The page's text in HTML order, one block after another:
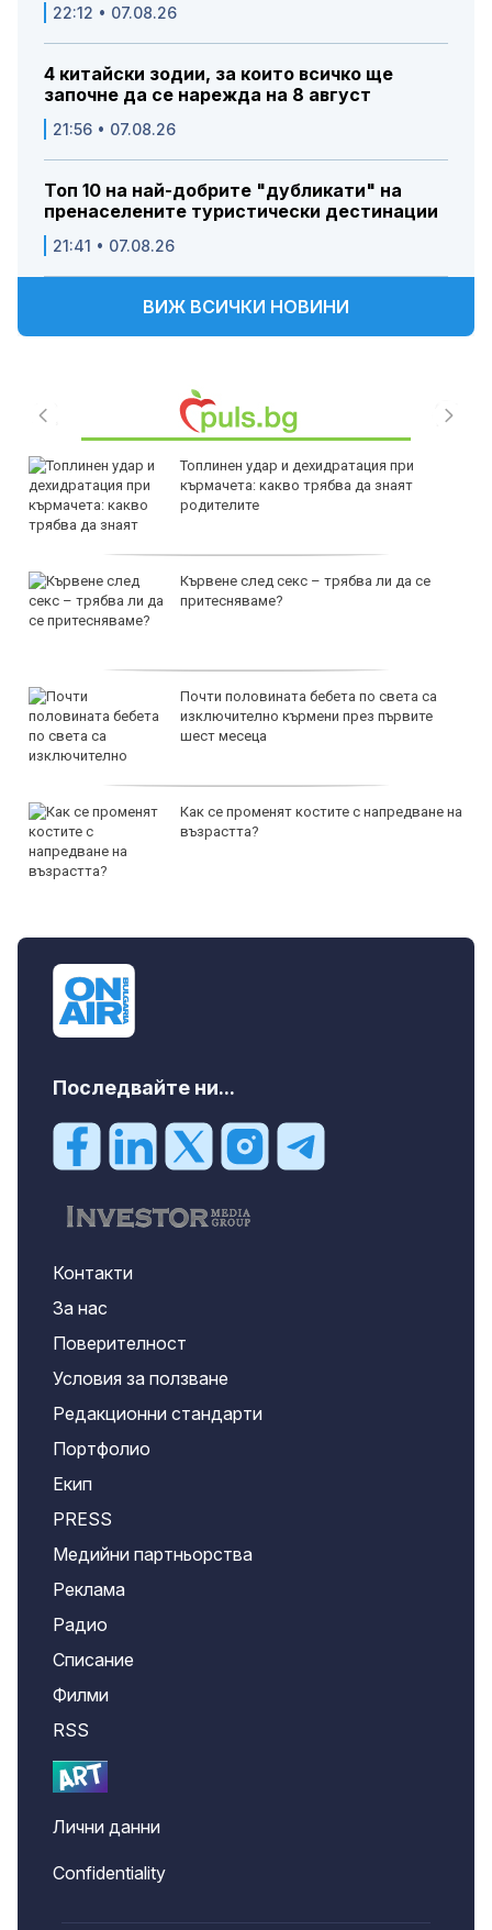
22:12 • 07.08.26
4 китайски зодии, за които всичко ще
започне да се нарежда на 8 август
21:56 • 07.08.26
Топ 10 на най-добрите "дубликати" на
пренаселените туристически дестинации
21:41 • 07.08.26
ВИЖ ВСИЧКИ НОВИНИ
Топлинен удар и дехидратация при
кърмачета: какво трябва да знаят
родителите
Кървене след секс – трябва ли да се
притесняваме?
Почти половината бебета по света са
изключително кърмени през първите
шест месеца
Как се променят костите с напредване на
възрастта?
Последвайте ни...
Контакти
За нас
Поверителност
Условия за ползване
Редакционни стандарти
Портфолио
Екип
PRESS
Медийни партньорства
Реклама
Радио
Списание
Филми
RSS
Лични данни
Confidentiality